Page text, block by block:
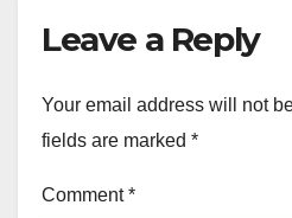
Leave a Reply
Your email address will not
fields are marked *
Comment*